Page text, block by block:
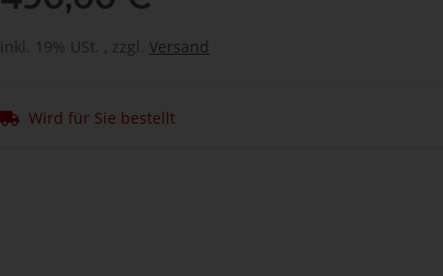
inkl. 19% USt. , zzgl. Versand
Wird für Sie bestellt